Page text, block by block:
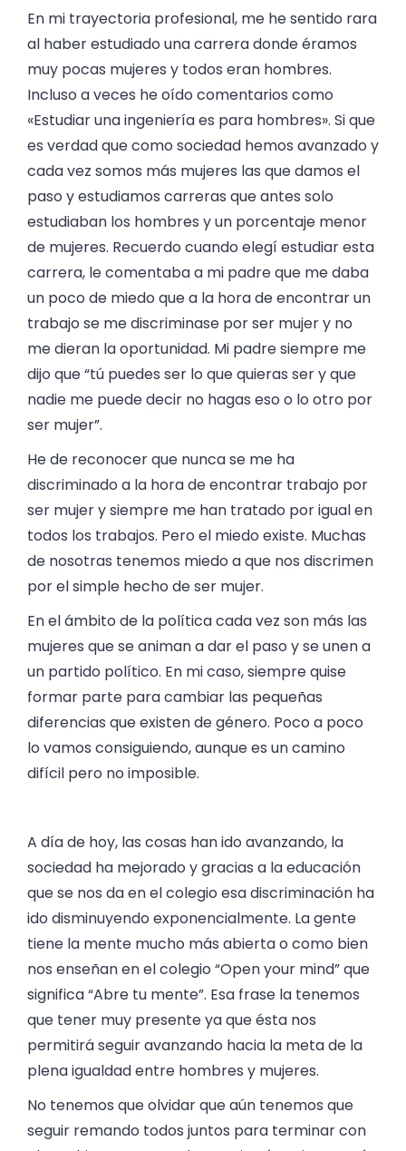
En mi trayectoria profesional, me he sentido rara
al haber estudiado una carrera donde éramos
muy pocas mujeres y todos eran hombres.
Incluso a veces he oído comentarios como
«Estudiar una ingeniería es para hombres». Si que
es verdad que como sociedad hemos avanzado y
cada vez somos más mujeres las que damos el
paso y estudiamos carreras que antes solo
estudiaban los hombres y un porcentaje menor
de mujeres. Recuerdo cuando elegí estudiar esta
carrera, le comentaba a mi padre que me daba
un poco de miedo que a la hora de encontrar un
trabajo se me discriminase por ser mujer y no
me dieran la oportunidad. Mi padre siempre me
dijo que “tú puedes ser lo que quieras ser y que
nadie me puede decir no hagas eso o lo otro por
ser mujer”.
He de reconocer que nunca se me ha
discriminado a la hora de encontrar trabajo por
ser mujer y siempre me han tratado por igual en
todos los trabajos. Pero el miedo existe. Muchas
de nosotras tenemos miedo a que nos discrimen
por el simple hecho de ser mujer.
En el ámbito de la política cada vez son más las
mujeres que se animan a dar el paso y se unen a
un partido político. En mi caso, siempre quise
formar parte para cambiar las pequeñas
diferencias que existen de género. Poco a poco
lo vamos consiguiendo, aunque es un camino
difícil pero no imposible.
A día de hoy, las cosas han ido avanzando, la
sociedad ha mejorado y gracias a la educación
que se nos da en el colegio esa discriminación ha
ido disminuyendo exponencialmente. La gente
tiene la mente mucho más abierta o como bien
nos enseñan en el colegio “Open your mind” que
significa “Abre tu mente”. Esa frase la tenemos
que tener muy presente ya que ésta nos
permitirá seguir avanzando hacia la meta de la
plena igualdad entre hombres y mujeres.
No tenemos que olvidar que aún tenemos que
seguir remando todos juntos para terminar con